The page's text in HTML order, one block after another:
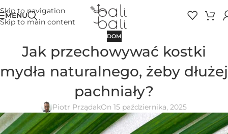
Skip to navigation
Skip to main content
MENU
DOM
Jak przechowywać kostki
mydła naturalnego, żeby dłużej
pachniały?
Piotr PrządakOn 15 października, 2025